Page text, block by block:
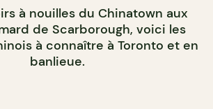
à nouilles du Chinatown aux
de Scarborough, voici les
à connaître à Toronto et en
banlieue.